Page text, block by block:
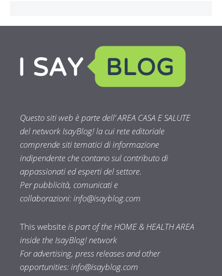
Questo siti web è parte dell’ AREA CASA E SALUTE
del network IsayBlog! la cui rete editoriale
comprende siti tematici di informazione
indipendente che contano sul contributo di
appassionati ed esperti del settore.
Per pubblicità, comunicati e
collaborazioni:info@isayblog.com
This websiteis part of the HOME & HEALTH AREA
inside the IsayBlog! network
For advertising, press releases and other
opportunities:info@isayblog.com